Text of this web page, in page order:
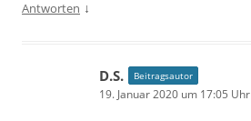
Antworten ↓
D.S. Beitragsautor
19. Januar 2020 um 17:05 Uhr